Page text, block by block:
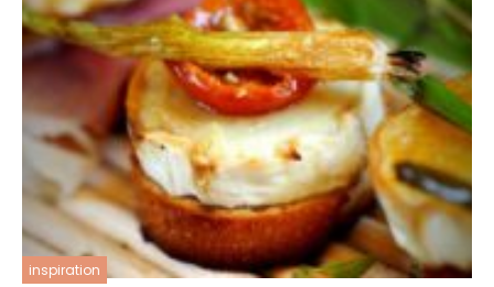
inspiration